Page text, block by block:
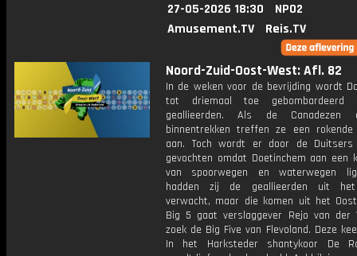
27-05-2026 18:30
NPO2
Amusement.TV
Reis.TV
Noord-Zuid-Oost-West: Afl. 82
In de weken voor de bevrijding wordt
tot driemaal toe gebombardeerd
geallieerden. Als de
binnentrekken treffen ze een rokende
aan. Toch wordt er door de Duitsers
gevochten omdat Doetinchem aan een
van spoorwegen en waterwegen
hadden zij de geallieerden uit
verwacht, maar die komen uit het
Big 5 gaat verslaggever Rejo van der
zoek de Big Five van Flevoland. Deze
In het Harksteder shantykoor De